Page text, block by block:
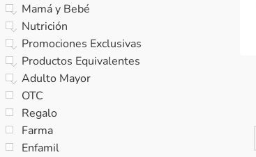
Mamá y Bebé
Nutrición
Promociones Exclusivas
Productos Equivalentes
Adulto Mayor
OTC
Regalo
Farma
Enfamil